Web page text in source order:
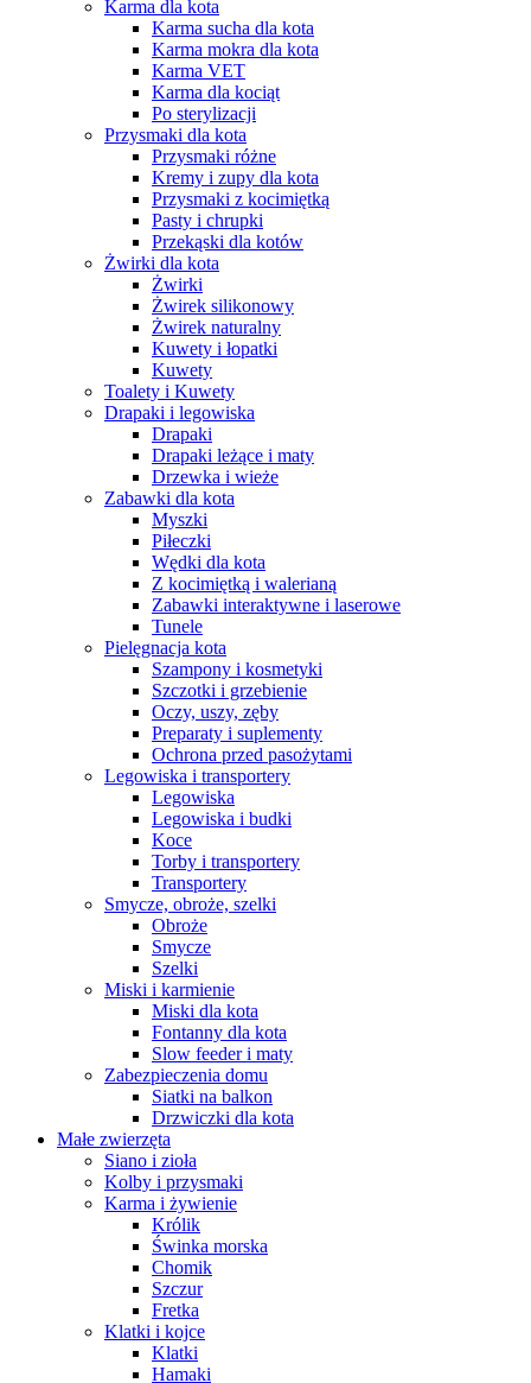
Karma dla kota
Karma sucha dla kota
Karma mokra dla kota
Karma VET
Karma dla kociąt
Po sterylizacji
Przysmaki dla kota
Przysmaki różne
Kremy i zupy dla kota
Przysmaki z kocimiętką
Pasty i chrupki
Przekąski dla kotów
Żwirki dla kota
Żwirki
Żwirek silikonowy
Żwirek naturalny
Kuwety i łopatki
Kuwety
Toalety i Kuwety
Drapaki i legowiska
Drapaki
Drapaki leżące i maty
Drzewka i wieże
Zabawki dla kota
Myszki
Piłeczki
Wędki dla kota
Z kocimiętką i walerianą
Zabawki interaktywne i laserowe
Tunele
Pielęgnacja kota
Szampony i kosmetyki
Szczotki i grzebienie
Oczy, uszy, zęby
Preparaty i suplementy
Ochrona przed pasożytami
Legowiska i transportery
Legowiska
Legowiska i budki
Koce
Torby i transportery
Transportery
Smycze, obroże, szelki
Obroże
Smycze
Szelki
Miski i karmienie
Miski dla kota
Fontanny dla kota
Slow feeder i maty
Zabezpieczenia domu
Siatki na balkon
Drzwiczki dla kota
Małe zwierzęta
Siano i zioła
Kolby i przysmaki
Karma i żywienie
Królik
Świnka morska
Chomik
Szczur
Fretka
Klatki i kojce
Klatki
Hamaki